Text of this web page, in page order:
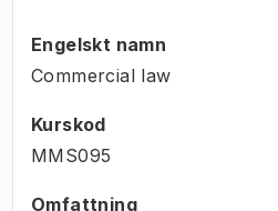
Engelskt namn
Commercial law
Kurskod
MMS095
Omfattning